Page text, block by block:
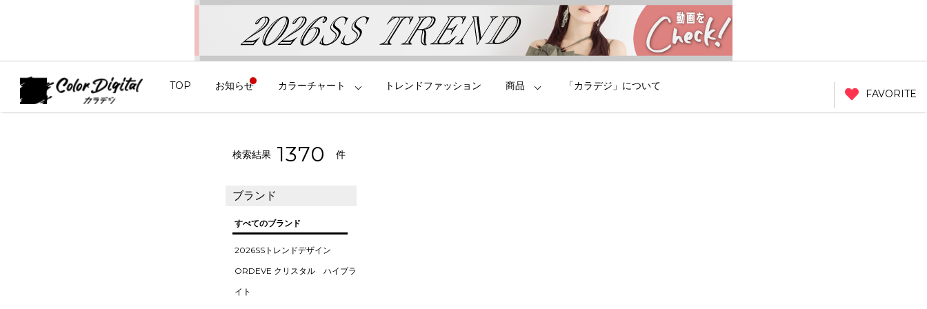
TOP お知らせ カラーチャート トレンドファッション 商品 「カラデジ」について
FAVORITE
検索結果 1370 件
ブランド
すべてのブランド
2026SSトレンドデザイン
ORDEVE クリスタル ハイブラ
イト